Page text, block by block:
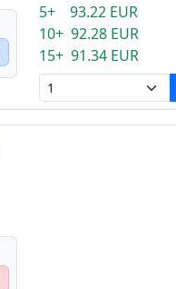
5+ 93.22 EUR
10+ 92.28 EUR
15+ 91.34 EUR